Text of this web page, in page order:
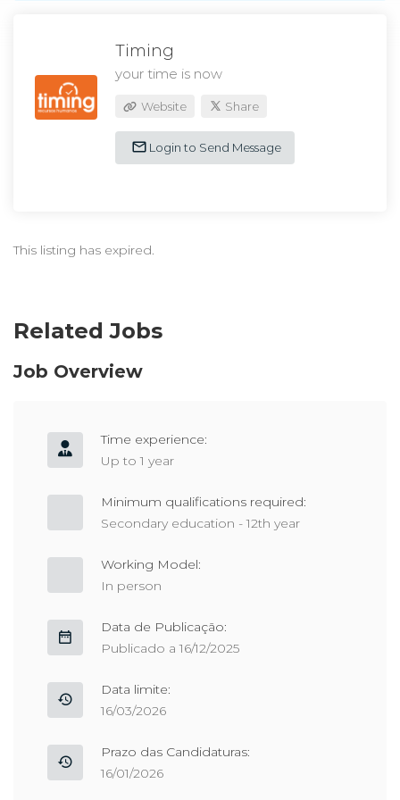
Timing
your time is now
Website Share
Login to Send Message
This listing has expired.
Related Jobs
Job Overview
Time experience:
Up to 1 year
Minimum qualifications required:
Secondary education - 12th year
Working Model:
In person
Data de Publicação:
Publicado a 16/12/2025
Data limite:
16/03/2026
Prazo das Candidaturas:
16/01/2026